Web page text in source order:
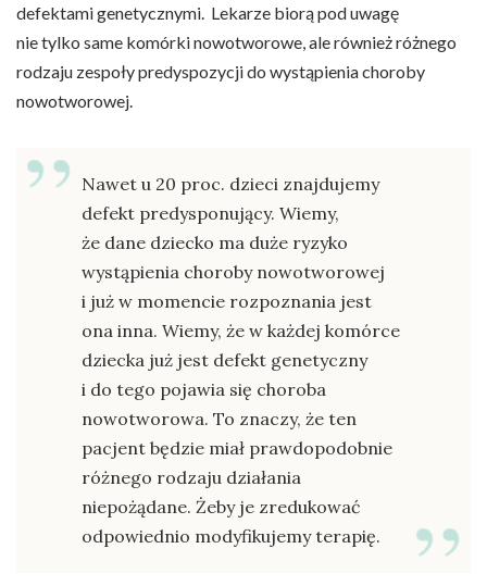
defektami genetycznymi. Lekarze biorą pod uwagę
nie tylko same komórki nowotworowe, ale również różnego
rodzaju zespoły predyspozycji do wystąpienia choroby
nowotworowej.
Nawet u 20 proc. dzieci znajdujemy
defekt predysponujący. Wiemy,
że dane dziecko ma duże ryzyko
wystąpienia choroby nowotworowej
i już w momencie rozpoznania jest
ona inna. Wiemy, że w każdej komórce
dziecka już jest defekt genetyczny
i do tego pojawia się choroba
nowotworowa. To znaczy, że ten
pacjent będzie miał prawdopodobnie
różnego rodzaju działania
niepożądane. Żeby je zredukować
odpowiednio modyfikujemy terapię.